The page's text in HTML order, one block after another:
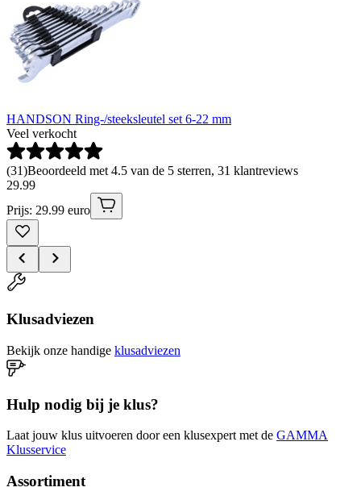
HANDSON Ring-/steeksleutel set 6-22 mm
Veel verkocht
(31)Beoordeeld met 4.5 van de 5 sterren, 31 klantreviews
29.99
Prijs: 29.99 euro
Klusadviezen
Bekijk onze handige klusadviezen
Hulp nodig bij je klus?
Laat jouw klus uitvoeren door een klusexpert met de GAMMA
Klusservice
Assortiment